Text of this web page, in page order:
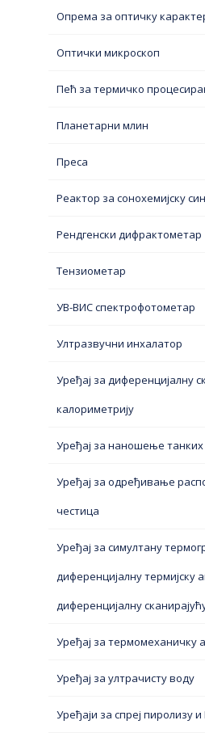
Опрема за оптичку
Оптички микроскоп
Пећ за термичко
Планетарни млин
Преса
Реактор за сонохемијску
Рендгенски дифрактометар
Тензиометар
УВ-ВИС спектрофотометар
Ултразвучни инхалатор
Уређај за диференцијалну
калориметрију
Уређај за наношење
Уређај за одређивање
честица
Уређај за симултану
диференцијалну термијску
диференцијалну
Уређај за термомеханичку
Уређај за ултрачисту воду
Уређаји за спреј пиролизу